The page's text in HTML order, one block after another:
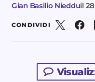
Gian Basilio Niedduil
CONDIVIDI